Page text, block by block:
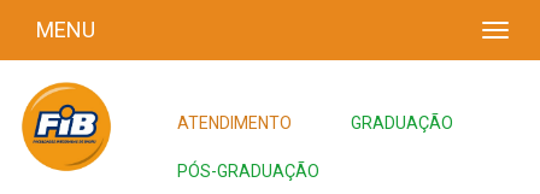
MENU
ATENDIMENTO GRADUAÇÃO
PÓS-GRADUAÇÃO